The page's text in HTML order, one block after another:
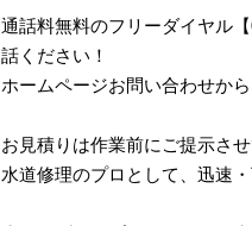
通話料無料のフリーダイヤル
話ください！
ホームページお問い合わせか
お見積りは作業前にご提示さ
水道修理のプロとして、迅速